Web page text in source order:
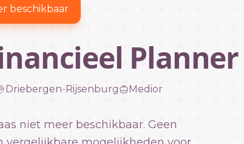
beschikbaar
Planner
Driebergen-Rijsenburg Medior
niet meer beschikbaar. Geen